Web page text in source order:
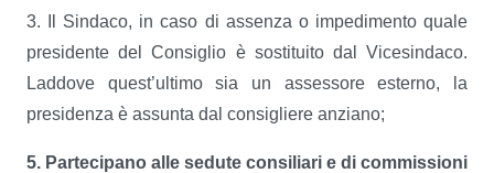
3. Il Sindaco, in caso di assenza o impedimento quale
presidente del Consiglio è sostituito dal Vicesindaco.
Laddove quest’ultimo sia un assessore esterno, la
presidenza è assunta dal consigliere anziano;
5. Partecipano alle sedute consiliari e di commissioni